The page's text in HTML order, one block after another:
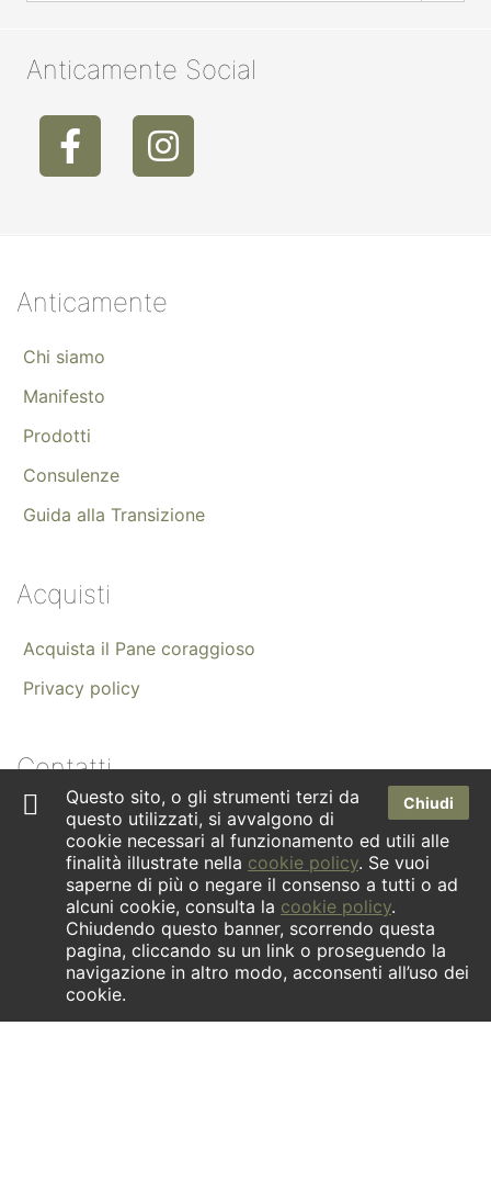
Chiudi
Questo sito, o gli strumenti terzi da
questo utilizzati, si avvalgono di
cookie necessari al funzionamento ed utili alle
finalità illustrate nella cookie policy. Se vuoi
saperne di più o negare il consenso a tutti o ad
alcuni cookie, consulta la cookie policy.
Chiudendo questo banner, scorrendo questa
pagina, cliccando su un link o proseguendo la
navigazione in altro modo, acconsenti all’uso dei
cookie.
Anticamente Social
Anticamente
Chi siamo
Manifesto
Prodotti
Consulenze
Guida alla Transizione
Acquisti
Acquista il Pane coraggioso
Privacy policy
Contatti
Dove siamo
Newsletter
Facebook
Instagram
INFORMATIVA ex art.1 comma 125- quinquies della Legge